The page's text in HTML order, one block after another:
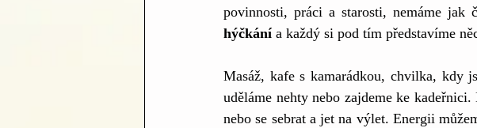
povinnosti, práci a starosti, nemáme jak
hýčkání a každý si pod tím představíme
Masáž, kafe s kamarádkou, chvilka,
uděláme nehty nebo zajdeme ke
nebo se sebrat a jet na výlet. Energii